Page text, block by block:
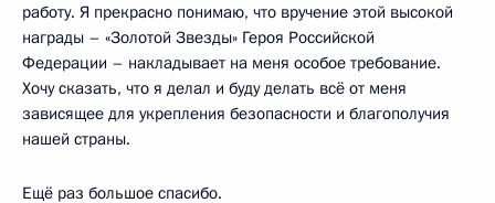
работу. Я прекрасно понимаю, что вручение этой высокой
награды – «Золотой Звезды» Героя Российской
Федерации – накладывает на меня особое требование.
Хочу сказать, что я делал и буду делать всё от меня
зависящее для укрепления безопасности и благополучия
нашей страны.
Ещё раз большое спасибо.